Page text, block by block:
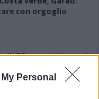
Personal
con orgoglio
il difensore Mancusi